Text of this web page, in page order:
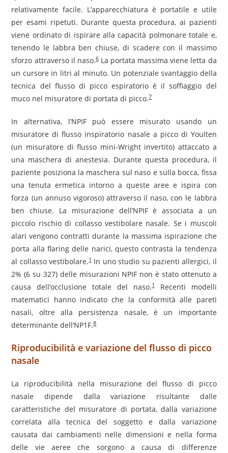
relativamente facile. L’apparecchiatura è portatile e utile
per esami ripetuti. Durante questa procedura, ai pazienti
viene ordinato di ispirare alla capacità polmonare totale e,
tenendo le labbra ben chiuse, di scadere con il massimo
sforzo attraverso il naso.6La portata massima viene letta da
un cursore in litri al minuto. Un potenziale svantaggio della
tecnica del flusso di picco espiratorio è il soffiaggio del
muco nel misuratore di portata di picco.7
In alternativa, l’NPIF può essere misurato usando un
misuratore di flusso inspiratorio nasale a picco di Youlten
(un misuratore di flusso mini-Wright invertito) attaccato a
una maschera di anestesia. Durante questa procedura, il
paziente posiziona la maschera sul naso e sulla bocca, fissa
una tenuta ermetica intorno a queste aree e ispira con
forza (un annuso vigoroso) attraverso il naso, con le labbra
ben chiuse. La misurazione dell’NPIF è associata a un
piccolo rischio di collasso vestibolare nasale. Se i muscoli
alari vengono contratti durante la massima ispirazione che
porta alla flaring delle narici, questo contrasta la tendenza
al collasso vestibolare.1In uno studio su pazienti allergici, il
2% (6 su 327) delle misurazioni NPIF non è stato ottenuto a
causa dell’occlusione totale del naso.1Recenti modelli
matematici hanno indicato che la conformità alle pareti
nasali, oltre alla persistenza nasale, è un importante
determinante dell’NP1F.8
Riproducibilità e variazione del flusso di picco
nasale
La riproducibilità nella misurazione del flusso di picco
nasale dipende dalla variazione risultante dalle
caratteristiche del misuratore di portata, dalla variazione
correlata alla tecnica del soggetto e dalla variazione
causata dai cambiamenti nelle dimensioni e nella forma
delle vie aeree che sorgono a causa di differenze